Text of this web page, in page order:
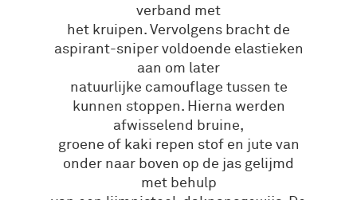
verband met
het kruipen. Vervolgens bracht de
aspirant-sniper voldoende elastieken
aan om later
natuurlijke camouflage tussen te
kunnen stoppen. Hierna werden
afwisselend bruine,
groene of kaki repen stof en jute van
onder naar boven op de jas gelijmd
met behulp